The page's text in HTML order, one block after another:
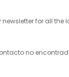
newsletter for all the
no